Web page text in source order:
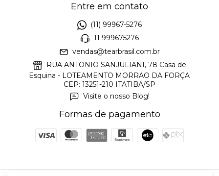
Entre em contato
(11) 99967-5276
11 999675276
vendas@tearbrasil.com.br
RUA ANTONIO SANJULIANI, 78 Casa de
Esquina - LOTEAMENTO MORRAO DA FORÇA
CEP: 13251-210 ITATIBA/SP
Visite o nosso Blog!
Formas de pagamento